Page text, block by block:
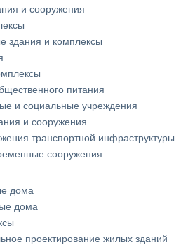
и сооружения
здания и комплексы
питания
и социальные учреждения
и сооружения
транспортной инфраструктуры
сооружения
дома
дома
проектирование жилых зданий